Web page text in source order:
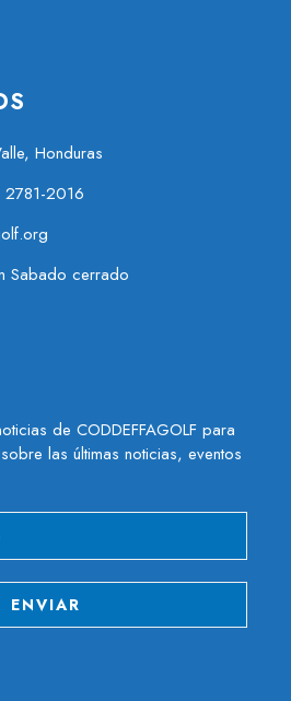
Honduras
2016
Sabado cerrado
de CODDEFFAGOLF para
las últimas noticias, eventos